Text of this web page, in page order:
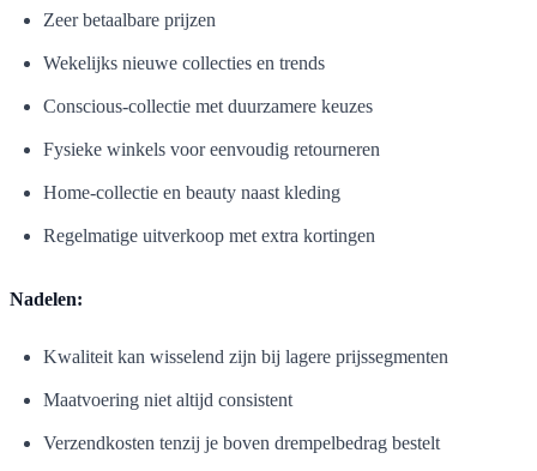
Zeer betaalbare prijzen
Wekelijks nieuwe collecties en trends
Conscious-collectie met duurzamere keuzes
Fysieke winkels voor eenvoudig retourneren
Home-collectie en beauty naast kleding
Regelmatige uitverkoop met extra kortingen
Nadelen:
Kwaliteit kan wisselend zijn bij lagere prijssegmenten
Maatvoering niet altijd consistent
Verzendkosten tenzij je boven drempelbedrag bestelt